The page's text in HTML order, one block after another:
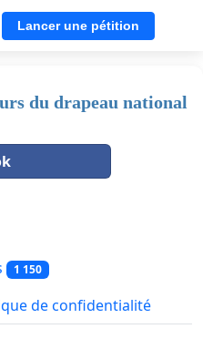
Lancer une pétition
du drapeau national
1 150
de confidentialité